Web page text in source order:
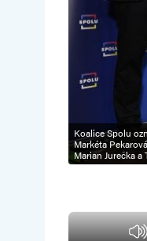
Koalice Spolu
Markéta
Marian Jurečka